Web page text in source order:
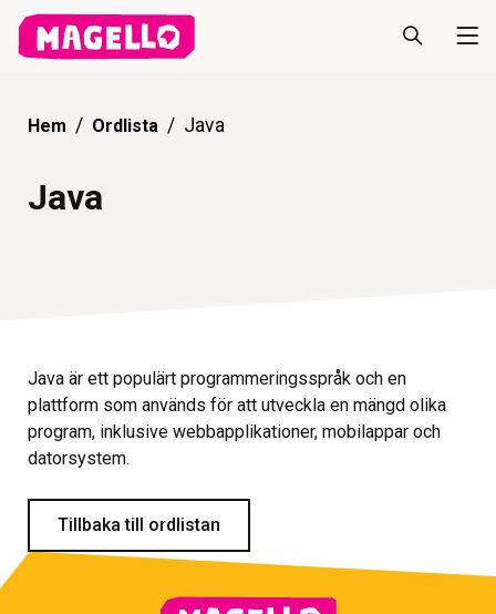
Hem Ordlista Java
Java
Java är ett populärt programmeringsspråk och en
plattform som används för att utveckla en mängd olika
program, inklusive webbapplikationer, mobilappar och
datorsystem.
Tillbaka till ordlistan